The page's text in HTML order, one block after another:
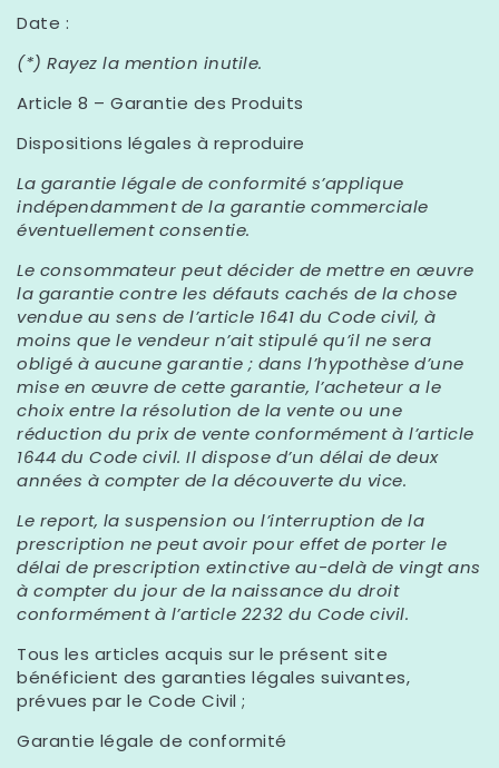
Date :
(*) Rayez la mention inutile.
Article 8 – Garantie des Produits
Dispositions légales à reproduire
La garantie légale de conformité s’applique
indépendamment de la garantie commerciale
éventuellement consentie.
Le consommateur peut décider de mettre en œuvre
la garantie contre les défauts cachés de la chose
vendue au sens de l’article 1641 du Code civil, à
moins que le vendeur n’ait stipulé qu’il ne sera
obligé à aucune garantie ; dans l’hypothèse d’une
mise en œuvre de cette garantie, l’acheteur a le
choix entre la résolution de la vente ou une
réduction du prix de vente conformément à l’article
1644 du Code civil. Il dispose d’un délai de deux
années à compter de la découverte du vice.
Le report, la suspension ou l’interruption de la
prescription ne peut avoir pour effet de porter le
délai de prescription extinctive au-delà de vingt ans
à compter du jour de la naissance du droit
conformément à l’article 2232 du Code civil.
Tous les articles acquis sur le présent site
bénéficient des garanties légales suivantes,
prévues par le Code Civil ;
Garantie légale de conformité